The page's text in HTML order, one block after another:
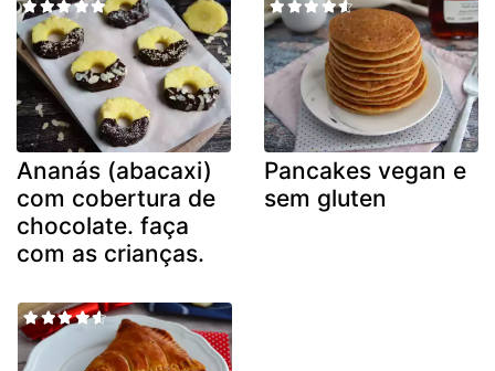
Ananás (abacaxi)
com cobertura de
chocolate. faça
com as crianças.
Pancakes vegan e
sem gluten